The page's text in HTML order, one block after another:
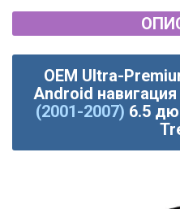
OEM Ultra-
Android
(2001-2007) 6.5